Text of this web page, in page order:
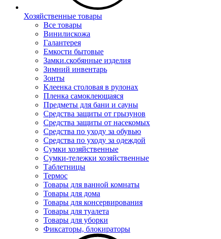
Хозяйственные товары
Все товары
Винилискожа
Галантерея
Емкости бытовые
Замки.скобянные изделия
Зимний инвентарь
Зонты
Клеенка столовая в рулонах
Пленка самоклеющаяся
Предметы для бани и сауны
Средства защиты от грызунов
Средства защиты от насекомых
Средства по уходу за обувью
Средства по уходу за одеждой
Сумки хозяйственные
Сумки-тележки хозяйственные
Таблетницы
Термос
Товары для ванной комнаты
Товары для дома
Товары для консервирования
Товары для туалета
Товары для уборки
Фиксаторы, блокираторы